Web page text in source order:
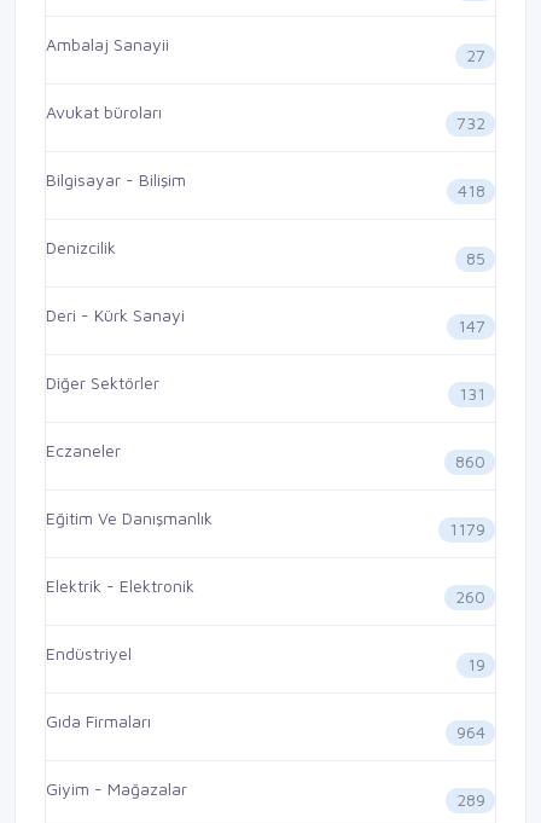
Ambalaj Sanayii
27
Avukat büroları
732
Bilgisayar - Bilişim
418
Denizcilik
85
Deri - Kürk Sanayi
147
Diğer Sektörler
131
Eczaneler
860
Eğitim Ve Danışmanlık
1179
Elektrik - Elektronik
260
Endüstriyel
19
Gıda Firmaları
964
Giyim - Mağazalar
289